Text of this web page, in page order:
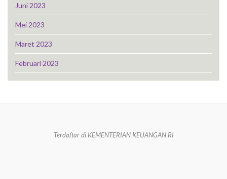
Juni 2023
Mei 2023
Maret 2023
Februari 2023
Terdaftar di KEMENTERIAN KEUANGAN RI